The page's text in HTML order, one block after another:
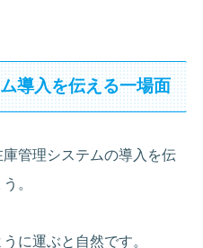
導入を伝える一場面
管理システムの導入を伝
。
に運ぶと自然です。